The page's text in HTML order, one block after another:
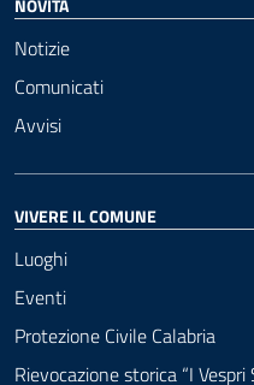
NOVITÀ
Notizie
Comunicati
Avvisi
VIVERE IL COMUNE
Luoghi
Eventi
Protezione Civile Calabria
Rievocazione storica “I Vespri